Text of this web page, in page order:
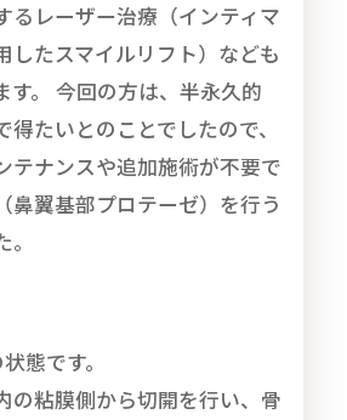
るレーザー治療（インティマ
したスマイルリフト）なども
す。 今回の方は、半永久的
得たいとのことでしたので、
テナンスや追加施術が不要で
鼻翼基部プロテーゼ）を行う
態です。
の粘膜側から切開を行い、骨